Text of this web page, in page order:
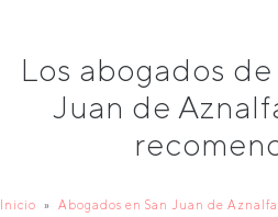
Los abogados
Juan de
Inicio Abogados en San Juan de